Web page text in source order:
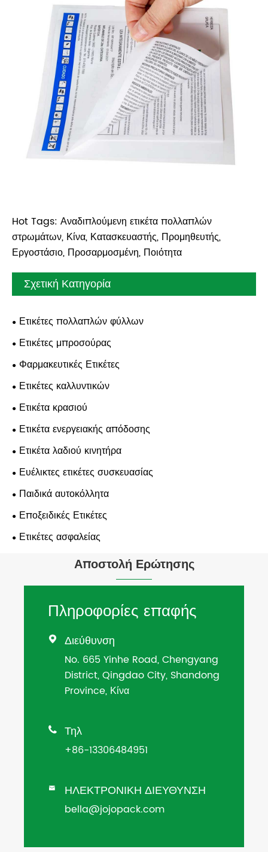
Hot Tags: Αναδιπλούμενη ετικέτα πολλαπλών
στρωμάτων, Κίνα, Κατασκευαστής, Προμηθευτής,
Εργοστάσιο, Προσαρμοσμένη, Ποιότητα
Σχετική Κατηγορία
Ετικέτες πολλαπλών φύλλων
Ετικέτες μπροσούρας
Φαρμακευτικές Ετικέτες
Ετικέτες καλλυντικών
Ετικέτα κρασιού
Ετικέτα ενεργειακής απόδοσης
Ετικέτα λαδιού κινητήρα
Ευέλικτες ετικέτες συσκευασίας
Παιδικά αυτοκόλλητα
Εποξειδικές Ετικέτες
Ετικέτες ασφαλείας
Αποστολή Ερώτησης
Πληροφορίες επαφής
 Διεύθυνση
No. 665 Yinhe Road, Chengyang
District, Qingdao City, Shandong
Province, Κίνα
 Τηλ
+86-13306484951
 ΗΛΕΚΤΡΟΝΙΚΗ ΔΙΕΥΘΥΝΣΗ
bella@jojopack.com